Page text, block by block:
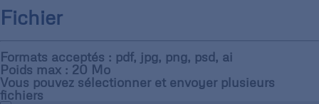
Fichier
Formats acceptés : pdf, jpg, png, psd, ai
Poids max : 20 Mo
Vous pouvez sélectionner et envoyer plusieurs
fichiers